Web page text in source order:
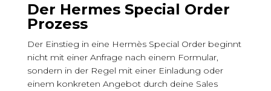
Der Hermes Special Order
Prozess
Der Einstieg in eine Hermès Special Order beginnt
nicht mit einer Anfrage nach einem Formular,
sondern in der Regel mit einer Einladung oder
einem konkreten Angebot durch deine Sales